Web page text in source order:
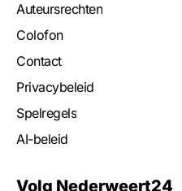
Auteursrechten
Colofon
Contact
Privacybeleid
Spelregels
AI-beleid
Volg Nederweert24